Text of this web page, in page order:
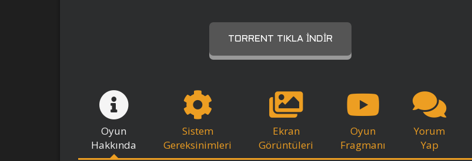
TORRENT TIKLA İNDIR
Oyun
Hakkında
Sistem
Gereksinimleri
Ekran
Görüntüleri
Oyun
Fragmanı
Yorum
Yap